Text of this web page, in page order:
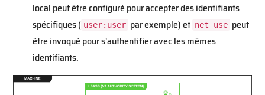
local peut être configuré pour accepter des identifiants
spécifiques ( user:user par exemple) et net use peut
être invoqué pour s'authentifier avec les mêmes
identifiants.